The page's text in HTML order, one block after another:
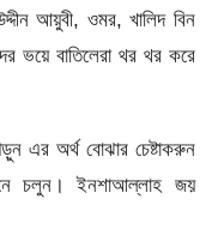
আয়ুবী, ওমর, খালিদ বিন
ভয়ে বাতিলেরা থর থর করে
এর অর্থ বোঝার চেষ্টাকরুন
চলুন। ইনশাআল্লাহ জয়